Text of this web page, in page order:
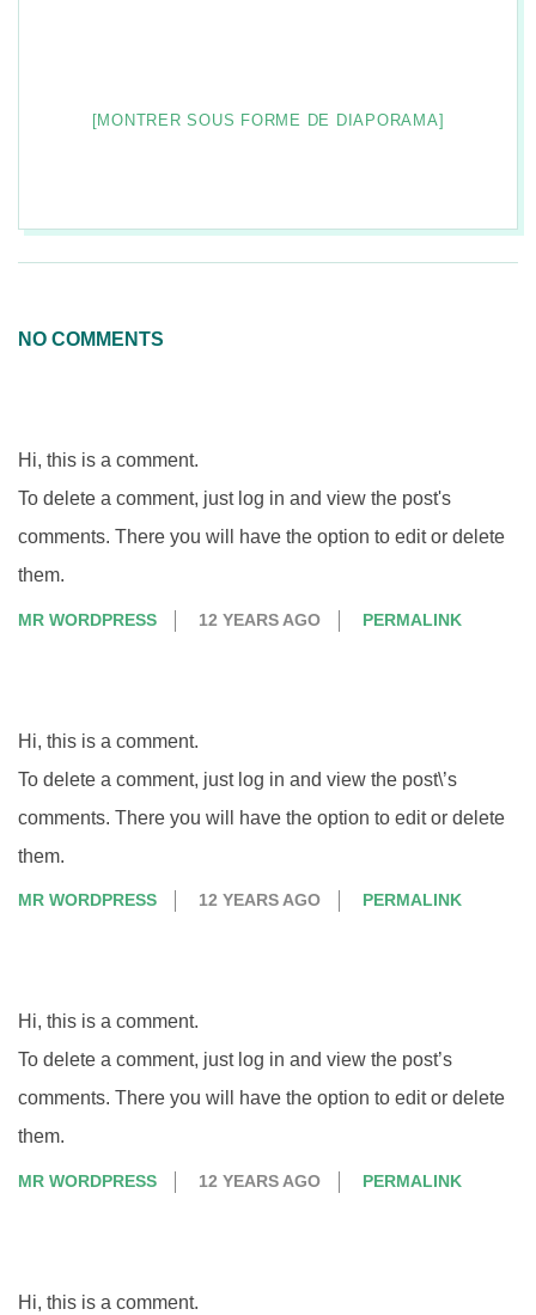
[MONTRER SOUS FORME DE DIAPORAMA]
NO COMMENTS
Hi, this is a comment.
To delete a comment, just log in and view the post's
comments. There you will have the option to edit or delete
them.
MR WORDPRESS 12 YEARS AGO PERMALINK
Hi, this is a comment.
To delete a comment, just log in and view the post\’s
comments. There you will have the option to edit or delete
them.
MR WORDPRESS 12 YEARS AGO PERMALINK
Hi, this is a comment.
To delete a comment, just log in and view the post’s
comments. There you will have the option to edit or delete
them.
MR WORDPRESS 12 YEARS AGO PERMALINK
Hi, this is a comment.